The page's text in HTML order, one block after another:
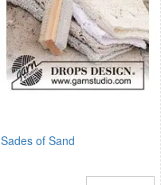
Sades of Sand